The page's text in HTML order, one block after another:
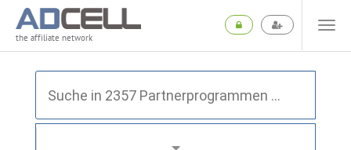
the affiliate network